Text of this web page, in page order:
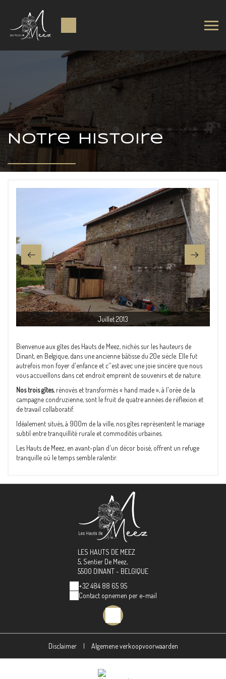
Notre histoire
Juillet 2013
Bienvenue aux gîtes des Hauts de Meez, nichés sur les hauteurs de
Dinant, en Belgique, dans une ancienne bâtisse du 20e siècle. Elle fut
autrefois mon foyer d'enfance et c''est avec une joie sincère que nous
vous accueillons dans cet endroit empreint de souvenirs et de nature.
Nos trois gîtes, rénovés et transformés « hand made », à l'orée de la
campagne condruzienne, sont le fruit de quatre années de réflexion et
de travail collaboratif.
Idéalement situés, à 900m de la ville, nos gîtes représentent le mariage
subtil entre tranquillité rurale et commodités urbaines.
Les Hauts de Meez, en avant-plan d'un décor boisé, offrent un refuge
tranquille où le temps semble ralentir.
LES HAUTS DE MEEZ
5, Sentier De Meez,
5500 DINANT - BELGIQUE
+32 484 88 65 95
Contact opnemen per e-mail
Disclaimer | Algemene verkoopvoorwaarden